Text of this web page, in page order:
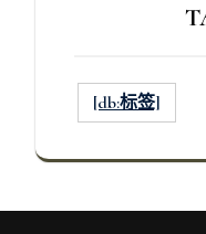
[db:标签]